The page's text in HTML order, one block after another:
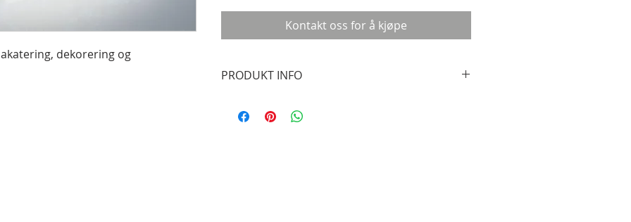
dekorering og
Kontakt oss for å kjøpe
PRODUKT INFO
platene. Platenes oppbygging er den samme som for